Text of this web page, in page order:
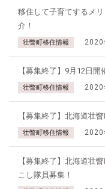
移住して子育てするメ
介！
壮瞥町移住情報 2020
【募集終了】9月12日
壮瞥町移住情報 2020
【募集終了】北海道壮
壮瞥町移住情報 2020
【募集終了】北海道壮
こし隊員募集！